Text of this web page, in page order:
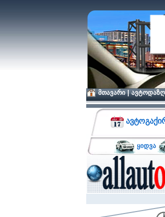
მთავარი|
ყიდვა